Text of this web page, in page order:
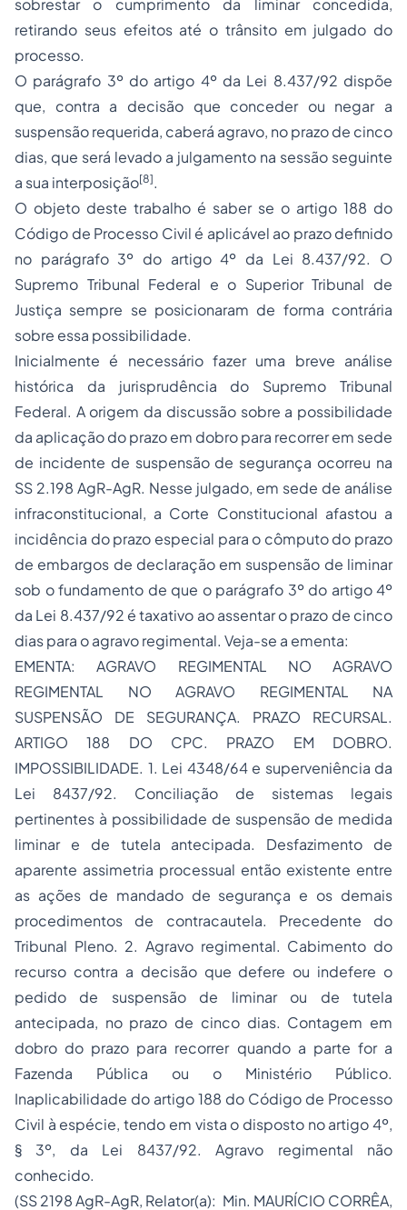
sobrestar o cumprimento da liminar concedida,
retirando seus efeitos até o trânsito em julgado do
processo.
O parágrafo 3º do artigo 4º da Lei 8.437/92 dispõe
que, contra a decisão que conceder ou negar a
suspensão requerida, caberá agravo, no prazo de cinco
dias, que será levado a julgamento na sessão seguinte
a sua interposição[8].
O objeto deste trabalho é saber se o artigo 188 do
Código de Processo Civil é aplicável ao prazo definido
no parágrafo 3º do artigo 4º da Lei 8.437/92. O
Supremo Tribunal Federal e o Superior Tribunal de
Justiça sempre se posicionaram de forma contrária
sobre essa possibilidade.
Inicialmente é necessário fazer uma breve análise
histórica da jurisprudência do Supremo Tribunal
Federal. A origem da discussão sobre a possibilidade
da aplicação do prazo em dobro para recorrer em sede
de incidente de suspensão de segurança ocorreu na
SS 2.198 AgR-AgR. Nesse julgado, em sede de análise
infraconstitucional, a Corte Constitucional afastou a
incidência do prazo especial para o cômputo do prazo
de embargos de declaraçãoem suspensão de liminar
sob o fundamento de que o parágrafo 3º do artigo 4º
da Lei 8.437/92 é taxativo ao assentar o prazo de cinco
dias para o agravo regimental. Veja-se a ementa:
EMENTA: AGRAVO REGIMENTAL NO AGRAVO
REGIMENTAL NO AGRAVO REGIMENTAL NA
SUSPENSÃO DE SEGURANÇA. PRAZO RECURSAL.
ARTIGO 188 DO CPC. PRAZO EM DOBRO.
IMPOSSIBILIDADE. 1. Lei 4348/64 e superveniência da
Lei 8437/92. Conciliação de sistemas legais
pertinentes à possibilidade de suspensão de medida
liminar e de tutela antecipada. Desfazimento de
aparente assimetria processual então existente entre
as ações de mandado de segurança e os demais
procedimentos de contracautela. Precedente do
Tribunal Pleno. 2. Agravo regimental. Cabimento do
recurso contra a decisão que defere ou indefere o
pedido de suspensão de liminar ou de tutela
antecipada, no prazo de cinco dias. Contagem em
dobro do prazo para recorrer quando a parte for a
Fazenda Pública ou o Ministério Público.
Inaplicabilidade do artigo 188 do Código de Processo
Civil à espécie, tendo em vista o disposto no artigo 4º,
§ 3º, da Lei 8437/92. Agravo regimental não
conhecido.
(SS 2198 AgR-AgR, Relator(a): Min. MAURÍCIO CORRÊA,